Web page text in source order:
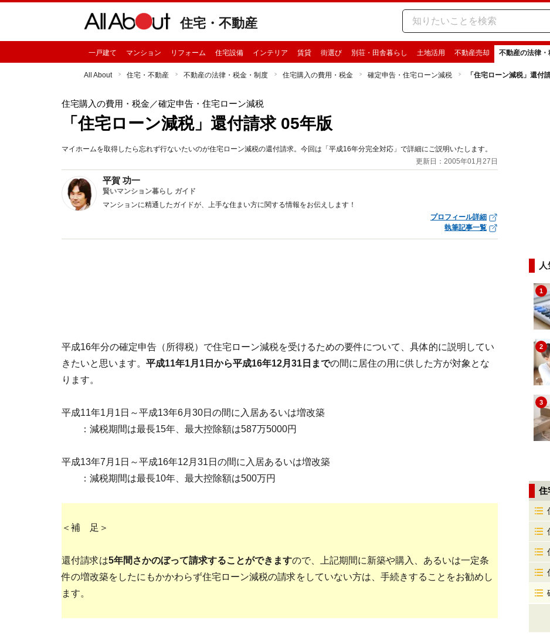
住宅・不動産
一戸建て マンション リフォーム 住宅設備 インテリア 賃貸 街選び 別荘・田舎暮らし 土地活用 不動産売却 不動産の法律
All About 住宅・不動産 不動産の法律・税金・制度 住宅購入の費用・税金 確定申告・住宅ローン減税 「住宅ローン減税」還付
住宅購入の費用・税金 ／確定申告・住宅ローン減税
「住宅ローン減税」還付請求 05年版
マイホームを取得したら忘れず行ないたいのが住宅ローン減税の還付請求。今回は「平成16年分完全対応」で詳細にご説明いたします。
更新日：2005年01月27日
平賀 功一
賢いマンション暮らし ガイド
マンションに精通したガイドが、上手な住まい方に関する情報をお伝えします！
プロフィール詳細
執筆記事一覧
平成16年分の確定申告（所得税）で住宅ローン減税を受けるための要件について、具体的に説明してい
きたいと思います。 平成11年1月1日から平成16年12月31日までの間に居住の用に供した方が対象とな
ります。
平成11年1月1日～平成13年6月30日の間に入居あるいは増改築
：減税期間は最長15年、最大控除額は587万5000円
平成13年7月1日～平成16年12月31日の間に入居あるいは増改築
：減税期間は最長10年、最大控除額は500万円
＜補 足＞
還付請求は5年間さかのぼって請求することができますので、上記期間に新築や購入、あるいは一定条
件の増改築をしたにもかかわらず住宅ローン減税の請求をしていない方は、手続きすることをお勧めし
ます。
1
2
3
住